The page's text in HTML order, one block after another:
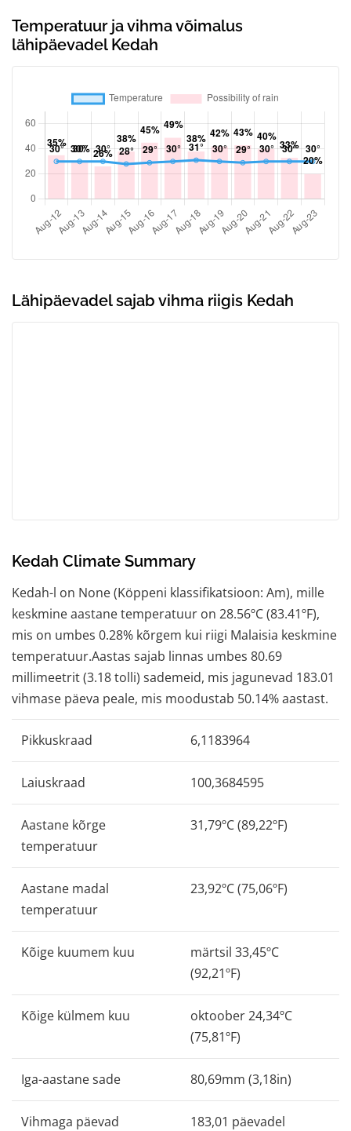
Temperatuur ja vihma võimalus
lähipäevadel Kedah
Lähipäevadel sajab vihma riigis Kedah
Kedah Climate Summary
Kedah-l on None (Köppeni klassifikatsioon: Am), mille
keskmine aastane temperatuur on 28.56ºC (83.41ºF),
mis on umbes 0.28% kõrgem kui riigi Malaisia keskmine
temperatuur.Aastas sajab linnas umbes 80.69
millimeetrit (3.18 tolli) sademeid, mis jagunevad 183.01
vihmase päeva peale, mis moodustab 50.14% aastast.
Pikkuskraad 6,1183964
Laiuskraad 100,3684595
Aastane kõrge
temperatuur
31,79ºC (89,22ºF)
Aastane madal
temperatuur
23,92ºC (75,06ºF)
Kõige kuumem kuu
märtsil 33,45ºC
(92,21ºF)
Kõige külmem kuu
oktoober 24,34ºC
(75,81ºF)
Iga-aastane sade 80,69mm (3,18in)
Vihmaga päevad
183,01 päevadel